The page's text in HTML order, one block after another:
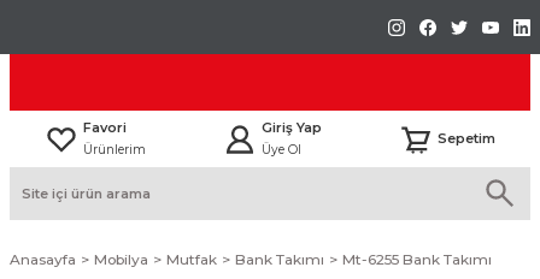
Favori
Ürünlerim
Giriş Yap
Üye Ol
Sepetim
Anasayfa Mobilya Mutfak Bank Takımı Mt-6255 Bank Takımı